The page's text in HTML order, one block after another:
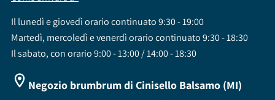
Il lunedì e giovedì orario continuato 9:30 - 19:00
Martedì, mercoledì e venerdì orario continuato 9:30 - 18:30
Il sabato, con orario 9:00 - 13:00 / 14:00 - 18:30
Negozio brumbrum di Cinisello Balsamo (MI)